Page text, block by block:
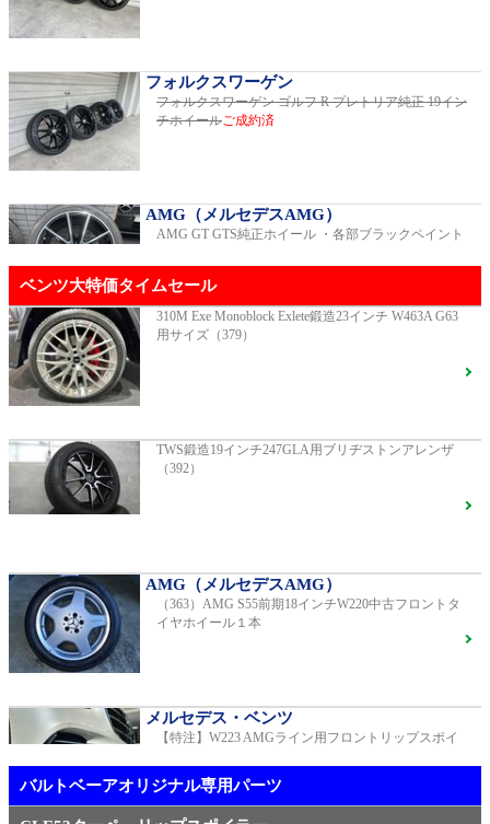
GT53 4MATIC+ ダイナミックプラスパッ
ケージご成約済
2024年モデル 車検2027年01月 走行8,500km
2018年モデル 車検 走行23,500km
ベンツ中古車在庫車情報
フォルクスワーゲン
フォルクスワーゲン ゴルフ R プレトリア純正 19イン
チホイールご成約済
AMG（メルセデスAMG）
AMG GT GTS純正ホイール ・各部ブラックペイント
R231 SL400 ロルフハルトゲ20インチアルミホイール
【中古タイヤ美品】ピレリPゼロネロ255/30/20 5分山1
メルセデス・ベンツ
TWS EX-fMⅡ Monoblock 20インチ メルセデスベンツ
AMG（メルセデスAMG）
21インチ鍛造 TWS EXlete 210M ミシュランパイロッ
トスポーツ4Sご成約済
ベンツ大特価タイムセール
310M Exe Monoblock Exlete鍛造23インチ W463A G63
用サイズ（379）
TWS鍛造19インチ247GLA用ブリヂストンアレンザ
（392）
AMG（メルセデスAMG）
（363）AMG S55前期18インチW220中古フロントタ
イヤホイール１本
メルセデス・ベンツ
【特注】W223 AMGライン用フロントリップスポイ
バルトベーアオリジナル専用パーツ